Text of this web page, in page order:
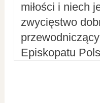
miłości i niech
zwycięstwo
Episkopatu